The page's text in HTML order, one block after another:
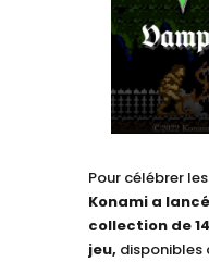
Pour célébrer
Konami a
collection de
jeu, disponibles